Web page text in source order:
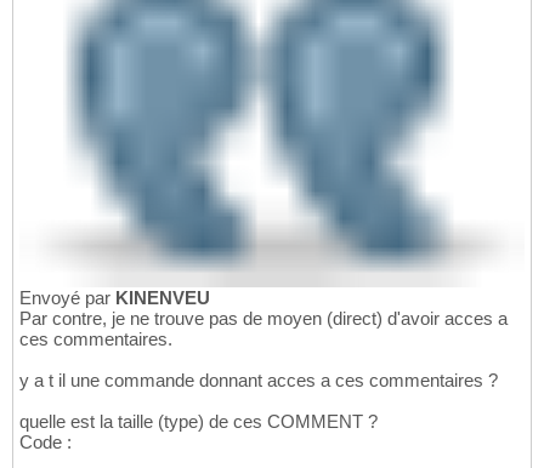
Envoyé par KINENVEU
Par contre, je ne trouve pas de moyen (direct) d'avoir acces a
ces commentaires.
y a t il une commande donnant acces a ces commentaires ?
quelle est la taille (type) de ces COMMENT ?
Code :